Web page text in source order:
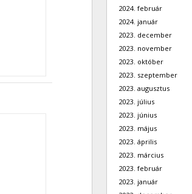
2024. február
2024. január
2023. december
2023. november
2023. október
2023. szeptember
2023. augusztus
2023. július
2023. június
2023. május
2023. április
2023. március
2023. február
2023. január